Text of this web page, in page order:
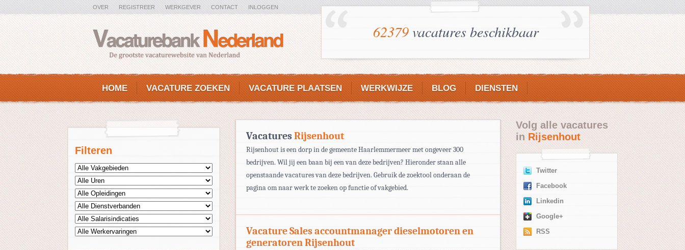
OVER REGISTREER WERKGEVER CONTACT INLOGGEN
62379vacatures beschikbaar
HOME VACATURE ZOEKEN VACATURE PLAATSEN WERKWIJZE BLOG DIENSTEN
Filteren
VacaturesRijsenhout
Rijsenhout is een dorp in de gemeente Haarlemmermeer met ongeveer 300
bedrijven. Wil jij een baan bij een van deze bedrijven? Hieronder staan alle
openstaande vacatures van deze bedrijven. Gebruik de zoektool onderaan de
pagina om naar werk te zoeken op functie of vakgebied.
Vacature Sales accountmanager dieselmotoren en
generatoren Rijsenhout
Volg alle vacatures
inRijsenhout
Twitter
Facebook
Linkedin
Google+
RSS